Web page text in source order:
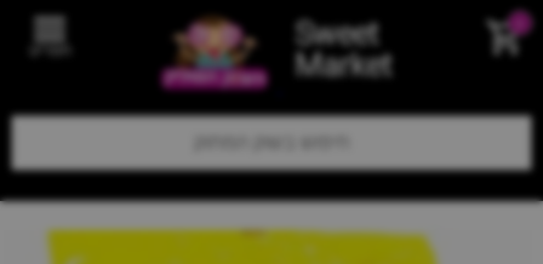
Sweet
Market תפריט